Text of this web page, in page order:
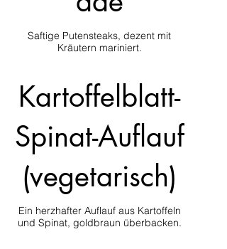
Saftige Putensteaks, dezent mit
Kartoffelblatt-
Spinat-Auflauf
(vegetarisch)
Ein herzhafter Auflauf aus Kartoffeln
und Spinat, goldbraun überbacken.